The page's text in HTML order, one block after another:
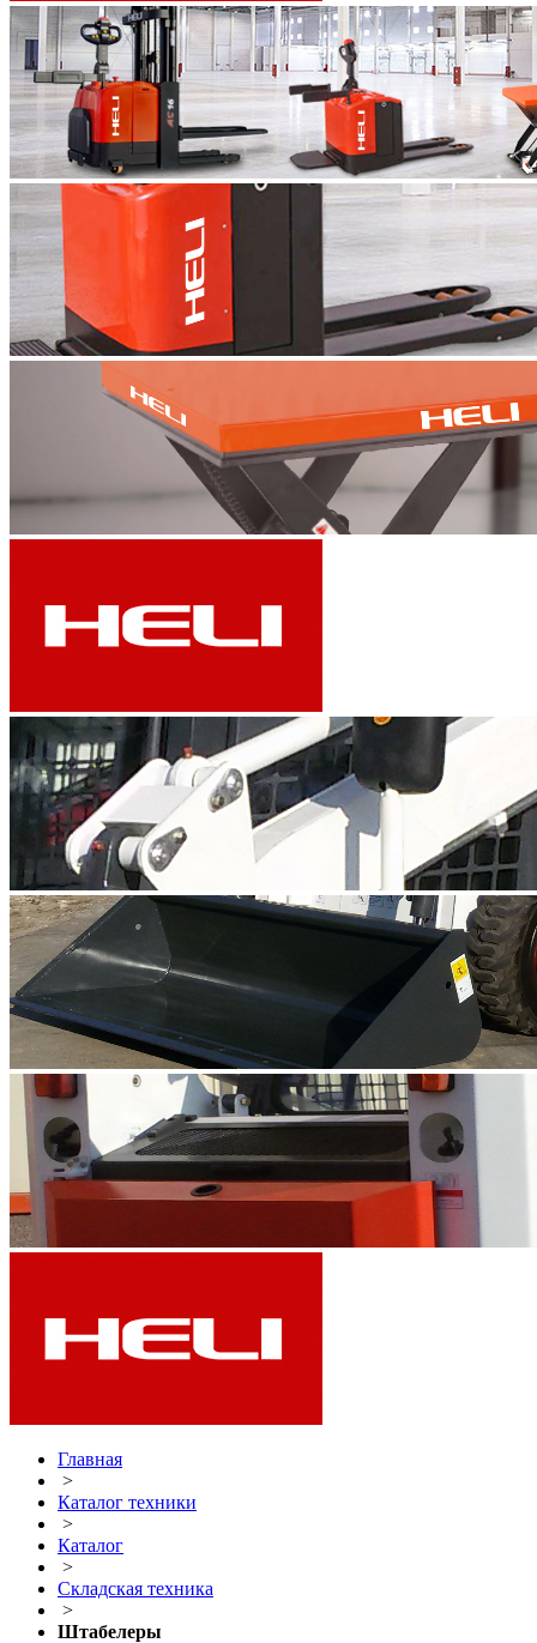
Главная
>
Каталог техники
>
Каталог
>
Складская техника
>
Штабелеры